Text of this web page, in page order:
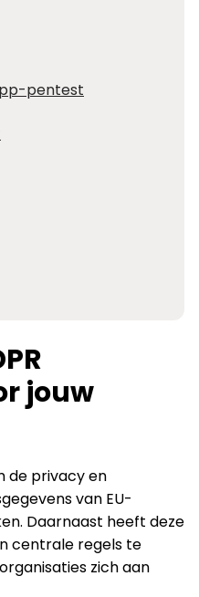
jouw
de privacy en
van EU-
Daarnaast heeft deze
centrale regels te
zich aan
pentest